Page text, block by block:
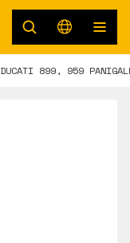
DUCATI 899, 959